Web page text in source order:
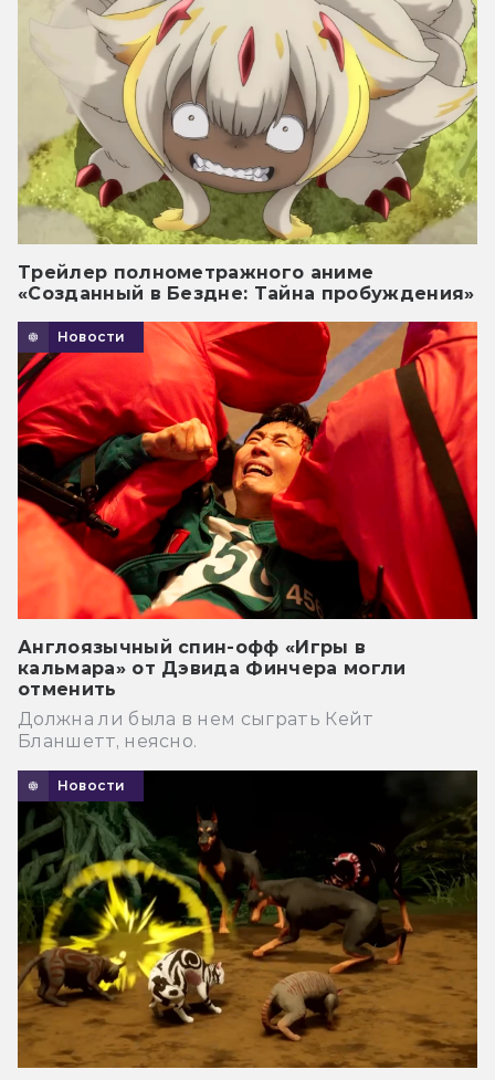
Трейлер полнометражного аниме
«Созданный в Бездне: Тайна пробуждения»
Новости
Англоязычный спин-офф «Игры в
кальмара» от Дэвида Финчера могли
отменить
Должна ли была в нем сыграть Кейт
Бланшетт, неясно.
Новости